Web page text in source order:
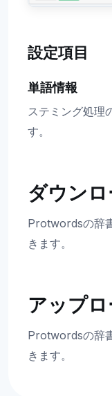
設定項目
単語情報
ステミング処理
す。
ダウンロ
Protwordsの辞
きます。
アップロ
Protwordsの辞
きます。